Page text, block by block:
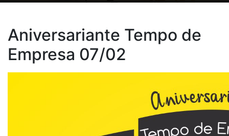
Aniversariante Tempo de
Empresa 07/02